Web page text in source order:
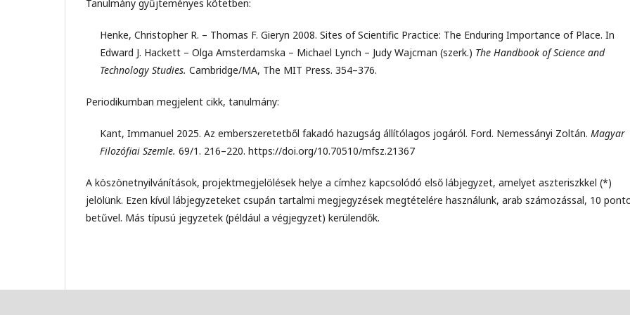
Tanulmány gyűjteményes kötetben:
Henke, Christopher R. – Thomas F. Gieryn 2008. Sites of Scientific Practice: The Enduring Importance of Place. In
Edward J. Hackett – Olga Amsterdamska – Michael Lynch – Judy Wajcman (szerk.) The Handbook of Science and
Technology Studies. Cambridge/MA, The MIT Press. 354–376.
Periodikumban megjelent cikk, tanulmány:
Kant, Immanuel 2025. Az emberszeretetből fakadó hazugság állítólagos jogáról. Ford. Nemessányi Zoltán. Magyar
Filozófiai Szemle. 69/1. 216–220. https://doi.org/10.70510/mfsz.21367
A köszönetnyilvánítások, projektmegjelölések helye a címhez kapcsolódó első lábjegyzet, amelyet aszteriszkkel (*)
jelölünk. Ezen kívül lábjegyzeteket csupán tartalmi megjegyzések megtételére használunk, arab számozással, 10
betűvel. Más típusú jegyzetek (például a végjegyzet) kerülendők.